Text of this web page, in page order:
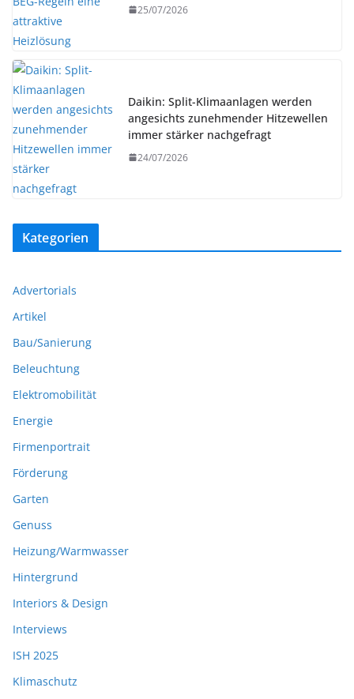
25/07/2026
Daikin: Split-Klimaanlagen werden
angesichts zunehmender Hitzewellen
immer stärker nachgefragt
24/07/2026
Kategorien
Advertorials
Artikel
Bau/Sanierung
Beleuchtung
Elektromobilität
Energie
Firmenportrait
Förderung
Garten
Genuss
Heizung/Warmwasser
Hintergrund
Interiors & Design
Interviews
ISH 2025
Klimaschutz